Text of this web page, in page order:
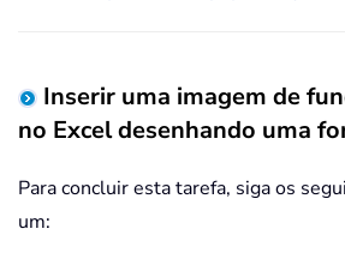
Inserir uma imagem de
no Excel desenhando uma
Para concluir esta tarefa, siga os
um: